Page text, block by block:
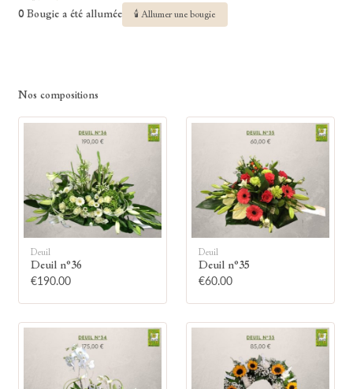
0 Bougie a été allumée 🕯 Allumer une bougie
Nos compositions
Deuil
Deuil n°36
€190.00
Deuil
Deuil n°35
€60.00